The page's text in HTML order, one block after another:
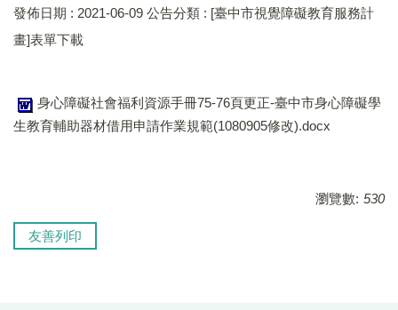
語言治療
臺中市視覺障礙教育服務計畫
發佈日期 : 2021-06-09 公告分類 : [臺中市視覺障礙教育服務計
畫]表單下載
身心障礙社會福利資源手冊75-76頁更正-臺中市身心障礙學
生教育輔助器材借用申請作業規範(1080905修改).docx
瀏覽數: 530
友善列印